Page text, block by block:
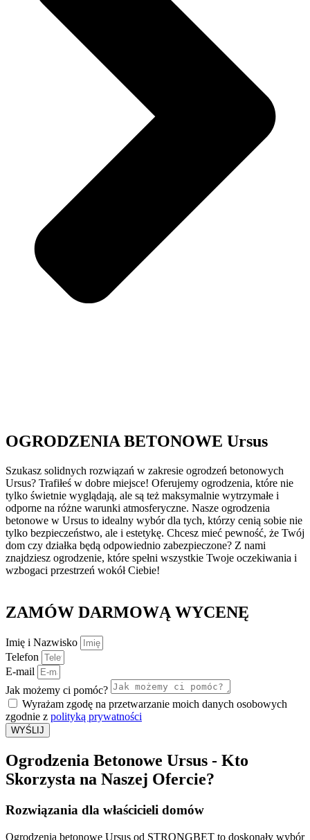
OGRODZENIA BETONOWE Ursus
Szukasz solidnych rozwiązań w zakresie ogrodzeń betonowych
Ursus? Trafiłeś w dobre miejsce! Oferujemy ogrodzenia, które nie
tylko świetnie wyglądają, ale są też maksymalnie wytrzymałe i
odporne na różne warunki atmosferyczne. Nasze ogrodzenia
betonowe w Ursus to idealny wybór dla tych, którzy cenią sobie nie
tylko bezpieczeństwo, ale i estetykę. Chcesz mieć pewność, że Twój
dom czy działka będą odpowiednio zabezpieczone? Z nami
znajdziesz ogrodzenie, które spełni wszystkie Twoje oczekiwania i
wzbogaci przestrzeń wokół Ciebie!
ZAMÓW DARMOWĄ WYCENĘ
Imię i Nazwisko
Telefon
E-mail
Jak możemy ci pomóc?
Wyrażam zgodę na przetwarzanie moich danych osobowych
zgodnie z polityką prywatności
WYŚLIJ
Ogrodzenia Betonowe Ursus - Kto
Skorzysta na Naszej Ofercie?
Rozwiązania dla właścicieli domów
Ogrodzenia betonowe Ursus od STRONGBET to doskonały wybór